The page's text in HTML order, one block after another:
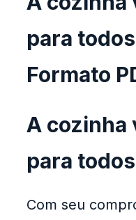
para
Formato
A cozinha
para
Com seu